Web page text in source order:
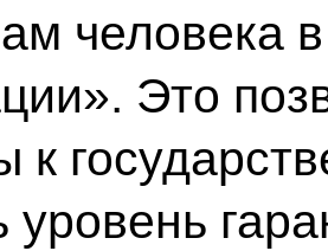
человека
Это
к
уровень